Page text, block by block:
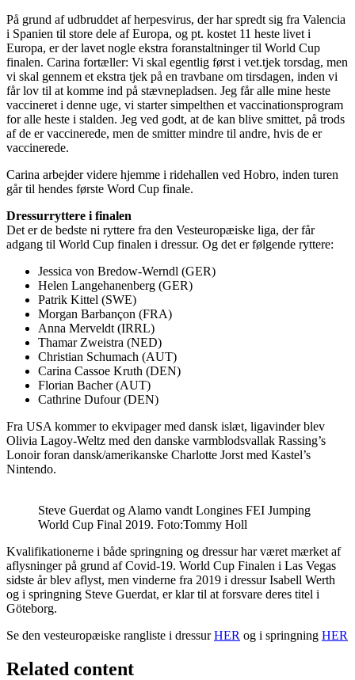
På grund af udbruddet af herpesvirus, der har spredt sig fra Valencia
i Spanien til store dele af Europa, og pt. kostet 11 heste livet i
Europa, er der lavet nogle ekstra foranstaltninger til World Cup
finalen. Carina fortæller: Vi skal egentlig først i vet.tjek torsdag, men
vi skal gennem et ekstra tjek på en travbane om tirsdagen, inden vi
får lov til at komme ind på stævnepladsen. Jeg får alle mine heste
vaccineret i denne uge, vi starter simpelthen et vaccinationsprogram
for alle heste i stalden. Jeg ved godt, at de kan blive smittet, på trods
af de er vaccinerede, men de smitter mindre til andre, hvis de er
vaccinerede.
Carina arbejder videre hjemme i ridehallen ved Hobro, inden turen
går til hendes første Word Cup finale.
Dressurryttere i finalen
Det er de bedste ni ryttere fra den Vesteuropæiske liga, der får
adgang til World Cup finalen i dressur. Og det er følgende ryttere:
Jessica von Bredow-Werndl (GER)
Helen Langehanenberg (GER)
Patrik Kittel (SWE)
Morgan Barbançon (FRA)
Anna Merveldt (IRRL)
Thamar Zweistra (NED)
Christian Schumach (AUT)
Carina Cassoe Kruth (DEN)
Florian Bacher (AUT)
Cathrine Dufour (DEN)
Fra USA kommer to ekvipager med dansk islæt, ligavinder blev
Olivia Lagoy-Weltz med den danske varmblodsvallak Rassing’s
Lonoir foran dansk/amerikanske Charlotte Jorst med Kastel’s
Nintendo.
Steve Guerdat og Alamo vandt Longines FEI Jumping
World Cup Final 2019. Foto:Tommy Holl
Kvalifikationerne i både springning og dressur har været mærket af
aflysninger på grund af Covid-19. World Cup Finalen i Las Vegas
sidste år blev aflyst, men vinderne fra 2019 i dressur Isabell Werth
og i springning Steve Guerdat, er klar til at forsvare deres titel i
Göteborg.
Se den vesteuropæiske rangliste i dressurHER og i springning HER
Related content